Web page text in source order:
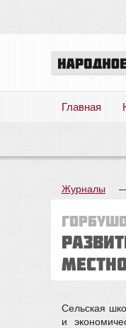
Главная
Журналы
Сельская
и